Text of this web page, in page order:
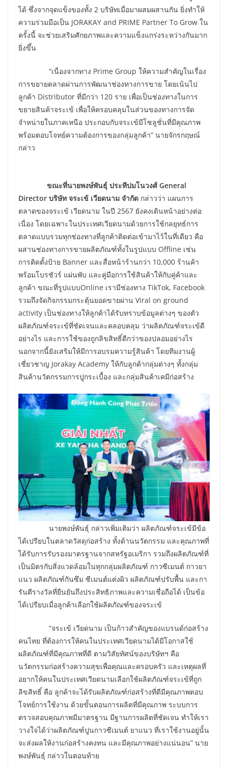
ได้ ซึ่งจากจุดแข็งของทั้ง 2 บริษัทเมื่อมาผสมผสานกัน ยิ่งทำให้
ความร่วมมือเป็น JORAKAY and PRIME Partner To Grow ใน
ครั้งนี้ จะช่วยเสริมศักยภาพและความแข็งแกร่งระหว่างกันมาก
ยิ่งขึ้น
“เนื่องจากทาง Prime Group ให้ความสำคัญในเรื่อง
การขยายตลาดผ่านการพัฒนาช่องทางการขาย โดยเน้นไป
ลูกค้า Distributor ที่มีกว่า 120 ราย เพื่อเป็นช่องทางในการ
ขยายสินค้าจระเข้ เพื่อให้ครอบคลุมในส่วนของทางการจัด
จำหน่ายในภาคเหนือ ประกอบกับจระเข้มีโซลูชั่นที่มีคุณภาพ
พร้อมตอบโจทย์ความต้องการของกลุ่มลูกค้า” นายจักรกฤษณ์
กล่าว
ขณะที่นายพงษ์พันธุ์ ประทีปมโนวงศ์ General
Director บริษัท จระเข้ เวียดนาม จำกัด กล่าวว่า แผนการ
ตลาดของจระเข้ เวียดนาม ในปี 2567 ยังคงเดินหน้าอย่างต่อ
เนื่อง โดยเฉพาะในประเทศเวียดนามด้วยการใช้กลยุทธ์การ
ตลาดแบบรวมทุกช่องทางที่ลูกค้าติดต่อเข้ามาไว้ในที่เดียว คือ
ผสานช่องทางการขายผลิตภัณฑ์ทั้งในรูปแบบ Offline เช่น
การติดตั้งป้าย Banner และสื่อหน้าร้านกว่า 10,000 ร้านค้า
พร้อมโบรชัวร์ แผ่นพับ และคู่มือการใช้สินค้าให้กับคู่ค้าและ
ลูกค้า ขณะที่รูปแบบOnline เรามีช่องทาง TikTok, Facebook
รวมถึงจัดกิจกรรมกระตุ้นยอดขายผ่าน Viral on ground
activity เป็นช่องทางให้ลูกค้าได้รับทราบข้อมูลต่างๆ ของตัว
ผลิตภัณฑ์จระเข้ที่ชัดเจนและคลอบคลุม ว่าผลิตภัณฑ์จระเข้ดี
อย่างไร และการใช้ของถูกลิขสิทธิ์ดีกว่าของปลอมอย่างไร
นอกจากนี้ยังเสริมให้มีการอบรมความรู้สินค้า โดยทีมงานผู้
เชี่ยวชาญ Jorakay Academy ให้กับลูกค้ากลุ่มต่างๆ ทั้งกลุ่ม
สินค้านวัตกรรมการปูกระเบื้อง และกลุ่มสินค้าเคมีก่อสร้าง
นายพงษ์พันธุ์ กล่าวเพิ่มเติมว่า ผลิตภัณฑ์จระเข้มีข้อ
ได้เปรียบในตลาดวัสดุก่อสร้าง ทั้งด้านนวัตกรรม และคุณภาพที่
ได้รับการรับรองมาตรฐานจากสหรัฐอเมริกา รวมถึงผลิตภัณฑ์ที่
เป็นมิตรกับสิ่งแวดล้อมในทุกกลุ่มผลิตภัณฑ์ กาวซีเมนต์ กาวยา
แนว ผลิตภัณฑ์กันซึม ซีเมนต์แต่งผิว ผลิตภัณฑ์ปรับพื้น และกา
รันตีรางวัลที่ยืนยันถึงประสิทธิภาพและความเชื่อถือได้ เป็นข้อ
ได้เปรียบเมื่อลูกค้าเลือกใช้ผลิตภัณฑ์ของจระเข้
“จระเข้ เวียดนาม เป็นก้าวสำคัญของแบรนด์ก่อสร้าง
คนไทย ที่ต้องการให้คนในประเทศเวียดนามได้มีโอกาสใช้
ผลิตภัณฑ์ที่มีคุณภาพที่ดี ตามวิสัยทัศน์ของบริษัทฯ คือ
นวัตกรรมก่อสร้างความสุขเพื่อคุณและครอบครัว และเหตุผลที่
อยากให้คนในประเทศเวียดนามเลือกใช้ผลิตภัณฑ์จระเข้ที่ถูก
ลิขสิทธิ์ คือ ลูกค้าจะได้รับผลิตภัณฑ์ก่อสร้างที่ดีมีคุณภาพตอบ
โจทย์การใช้งาน ด้วยขั้นตอนการผลิตที่มีคุณภาพ ระบบการ
ตรวจสอบคุณภาพมีมาตรฐาน มีฐานการผลิตที่ชัดเจน ทำให้เรา
วางใจได้ว่าผลิตภัณฑ์ปูนกาวซีเมนต์ ยาแนว ที่เราใช้งานอยู่นั้น
จะส่งผลให้งานก่อสร้างคงทน และมีคุณภาพอย่างแน่นอน” นาย
พงษ์พันธุ์ กล่าวในตอนท้าย